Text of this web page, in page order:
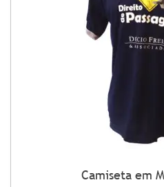
Camiseta em